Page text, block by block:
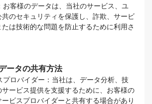
客様のデータは、当社のサービス、ユ
のセキュリティを保護し、詐欺、サービ
は技術的な問題を防止するために利用さ
ータの共有方法
プロバイダー：当社は、データ分析、技
ービス提供を支援するために、お客様の
ビスプロバイダーと共有する場合があり